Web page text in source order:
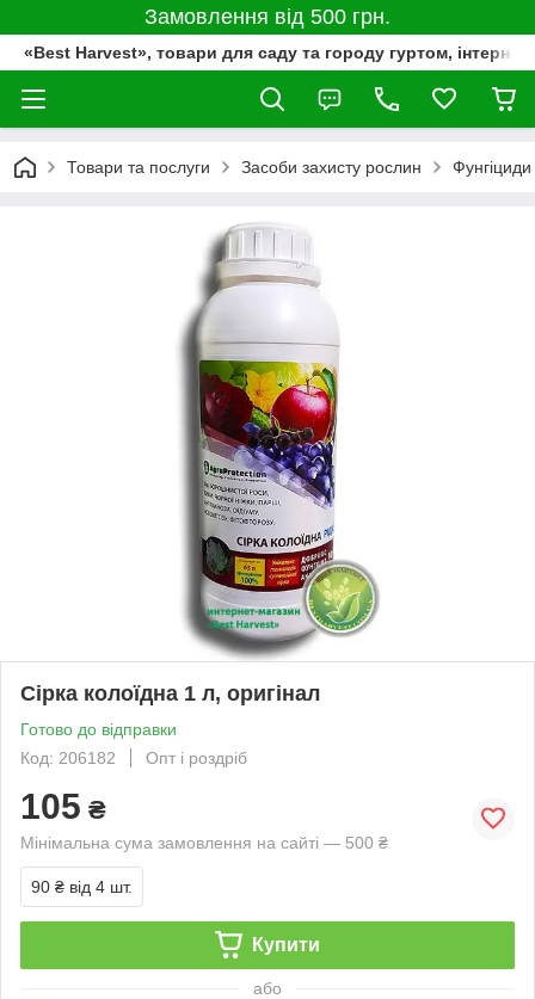
Замовлення від 500 грн.
«Best Harvest», товари для саду та городу гуртом,
Товари та послуги Засоби захисту рослин Фунгіциди
Сірка колоїдна 1 л, оригінал
Готово до відправки
Код: 206182
Опт і роздріб
105 ₴
Мінімальна сума замовлення на сайті — 500 ₴
90 ₴ від 4 шт.
Купити
або